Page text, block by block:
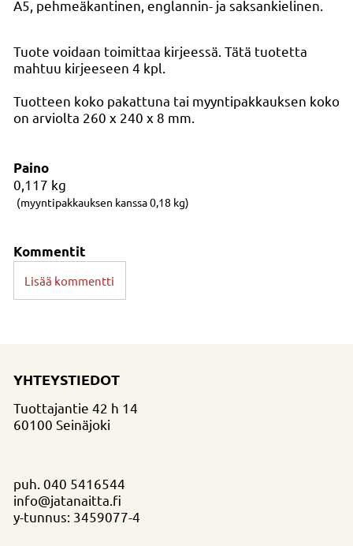
A5, pehmeäkantinen, englannin- ja saksankielinen.
Tuote voidaan toimittaa kirjeessä. Tätä tuotetta
mahtuu kirjeeseen 4 kpl.
Tuotteen koko pakattuna tai myyntipakkauksen koko
on arviolta 260 x 240 x 8 mm.
Paino
0,117 kg
(myyntipakkauksen kanssa 0,18 kg)
Kommentit
Lisää kommentti
YHTEYSTIEDOT
Tuottajantie 42 h 14
60100 Seinäjoki
puh. 040 5416544
info@jatanaitta.fi
y-tunnus: 3459077-4